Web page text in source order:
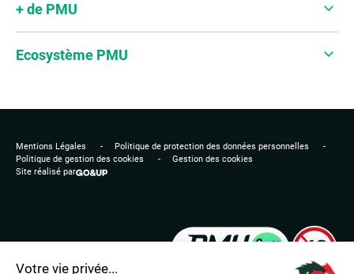
+ de PMU
Ecosystème PMU
Mentions Légales
Politique de protection des données personnelles
Politique de gestion des cookies
Gestion des cookies
Site réalisé par